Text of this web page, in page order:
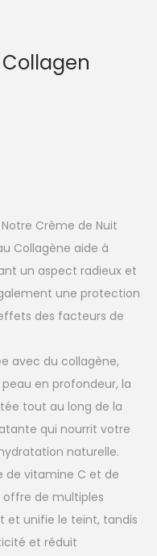
: Notre Crème de Nuit
Collagène aide à
un aspect radieux et
une protection
des facteurs de
avec du collagène,
en profondeur, la
tout au long de la
qui nourrit votre
naturelle.
de vitamine C et de
de multiples
et unifie le teint, tandis
et réduit